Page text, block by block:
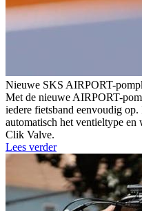
Nieuwe SKS AIRPORT-
Met de nieuwe AIRPORT-
iedere fietsband eenvoudig
automatisch het ventieltype
Clik Valve.
Lees verder